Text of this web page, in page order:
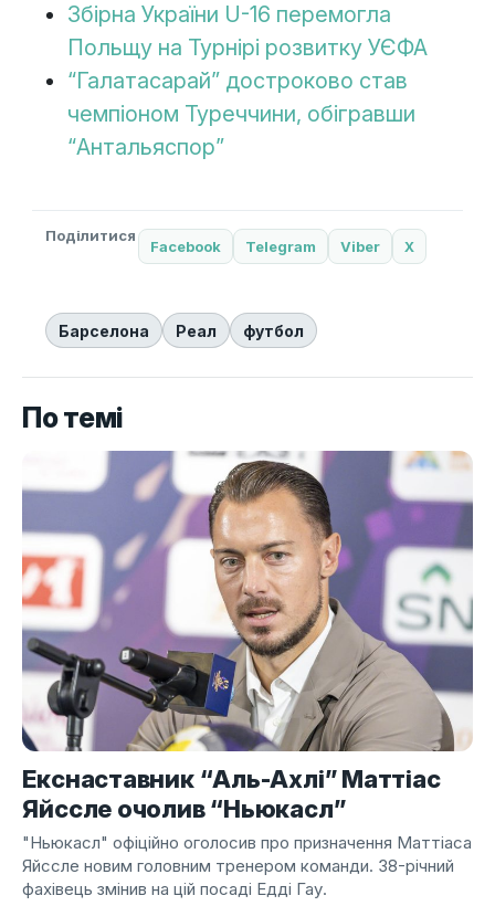
Збірна України U-16 перемогла
Польщу на Турнірі розвитку УЄФА
“Галатасарай” достроково став
чемпіоном Туреччини, обігравши
“Антальяспор”
Поділитися
Facebook Telegram Viber X
Барселона Реал футбол
По темі
Екснаставник “Аль-Ахлі” Маттіас
Яйссле очолив “Ньюкасл”
"Ньюкасл" офіційно оголосив про призначення Маттіаса
Яйссле новим головним тренером команди. 38-річний
фахівець змінив на цій посаді Едді Гау.